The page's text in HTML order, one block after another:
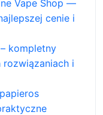
Vape Shop —
cenie i
kompletny
i